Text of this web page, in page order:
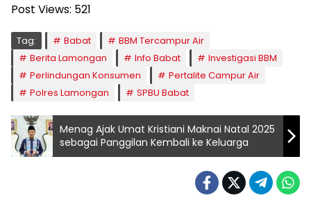
Post Views: 521
Tag: Babat
BBM Tercampur Air
Berita Lamongan
Info Babat
Investigasi BBM
Perlindungan Konsumen
Pertalite Campur Air
Polres Lamongan
SPBU Babat
Menag Ajak Umat Kristiani Maknai Natal 2025
sebagai Panggilan Kembali ke Keluarga